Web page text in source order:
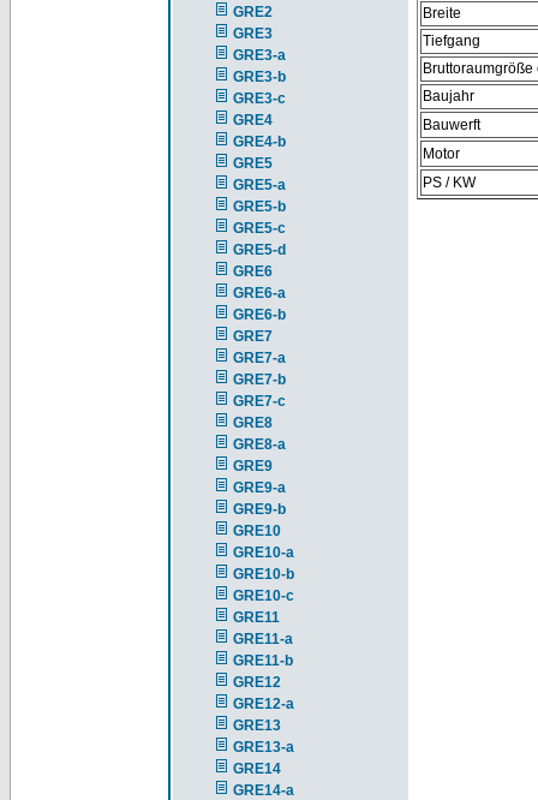
GRE2
GRE3
GRE3-a
GRE3-b
GRE3-c
GRE4
GRE4-b
GRE5
GRE5-a
GRE5-b
GRE5-c
GRE5-d
GRE6
GRE6-a
GRE6-b
GRE7
GRE7-a
GRE7-b
GRE7-c
GRE8
GRE8-a
GRE9
GRE9-a
GRE9-b
GRE10
GRE10-a
GRE10-b
GRE10-c
GRE11
GRE11-a
GRE11-b
GRE12
GRE12-a
GRE13
GRE13-a
GRE14
GRE14-a
Breite
Tiefgang
Bruttoraumgröße
Baujahr
Bauwerft
Motor
PS / KW